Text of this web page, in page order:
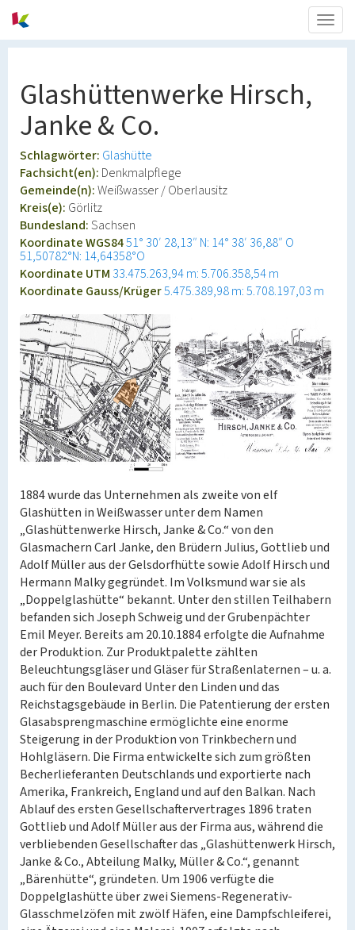
Glashüttenwerke Hirsch,
Janke & Co.
Schlagwörter: Glashütte
Fachsicht(en): Denkmalpflege
Gemeinde(n):Weißwasser / Oberlausitz
Kreis(e): Görlitz
Bundesland:Sachsen
Koordinate WGS8451° 30′ 28,13″ N: 14° 38′ 36,88″ O
51,50782°N: 14,64358°O
Koordinate UTM 33.475.263,94 m: 5.706.358,54 m
Koordinate Gauss/Krüger5.475.389,98 m: 5.708.197,03 m
1884 wurde das Unternehmen als zweite von elf
Glashütten in Weißwasser unter dem Namen
„Glashüttenwerke Hirsch, Janke & Co.“ von den
Glasmachern Carl Janke, den Brüdern Julius, Gottlieb und
Adolf Müller aus der Gelsdorfhütte sowie Adolf Hirsch und
Hermann Malky gegründet. Im Volksmund war sie als
„Doppelglashütte“ bekannt. Unter den stillen Teilhabern
befanden sich Joseph Schweig und der Grubenpächter
Emil Meyer. Bereits am 20.10.1884 erfolgte die Aufnahme
der Produktion. Zur Produktpalette zählten
Beleuchtungsgläser und Gläser für Straßenlaternen – u. a.
auch für den Boulevard Unter den Linden und das
Reichstagsgebäude in Berlin. Die Patentierung der ersten
Glasabsprengmaschine ermöglichte eine enorme
Steigerung in der Produktion von Trinkbechern und
Hohlgläsern. Die Firma entwickelte sich zum größten
Becherlieferanten Deutschlands und exportierte nach
Amerika, Frankreich, England und auf den Balkan. Nach
Ablauf des ersten Gesellschaftervertrages 1896 traten
Gottlieb und Adolf Müller aus der Firma aus, während die
verbliebenden Gesellschafter das „Glashüttenwerk Hirsch,
Janke & Co., Abteilung Malky, Müller & Co.“, genannt
„Bärenhütte“, gründeten. Um 1906 verfügte die
Doppelglashütte über zwei Siemens-Regenerativ-
Glasschmelzöfen mit zwölf Häfen, eine Dampfschleiferei,